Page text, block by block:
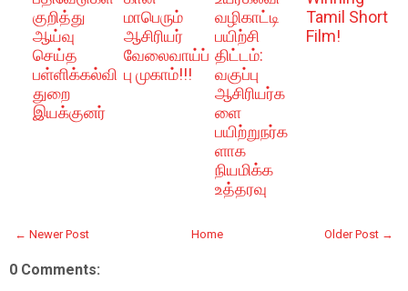
குறித்து
ஆய்வு
செய்த
பள்ளிக்கல்வி
துறை
இயக்குனர்
மாபெரும்
ஆசிரியர்
வேலைவாய்ப்
பு முகாம்!!!
வழிகாட்டி
பயிற்சி
திட்டம்:
வகுப்பு
ஆசிரியர்க
ளை
பயிற்றுநர்க
ளாக
நியமிக்க
உத்தரவு
Tamil Short
Film!
← Newer Post Older Post →
Home
0 Comments: